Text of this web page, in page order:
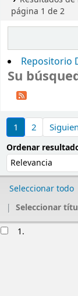
página 1 de 2
Repositorio
Su
1 2
Ordenar
Seleccionar todo
Seleccionar
1.